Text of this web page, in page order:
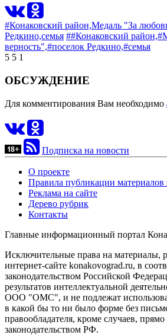
#Конаковский район,Медаль "За
Редкино,семья ##Конаковский район,
верность",#поселок Редкино,#семья
5 5 1
ОБСУЖДЕНИЕ
Для комментирования Вам необходимо
Подписка на новости
О проекте
Правила публикации
Реклама на сайте
Дерево рубрик
Контакты
Главные информационный портал
Исключительные права на материалы,
интернет-сайте konakovograd.ru, в
законодательством Российской
результатов интеллектуальной
ООО "ОМС", и не подлежат
в какой бы то ни было форме без
правообладателя, кроме случаев,
законодательством РФ.